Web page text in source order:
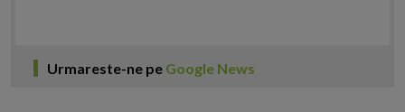
Urmareste-ne pe Google News